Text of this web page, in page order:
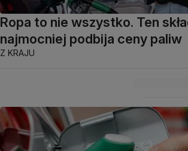
Ropa to nie wszystko. Ten
najmocniej podbija ceny paliw
Z KRAJU